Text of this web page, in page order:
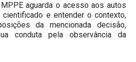
aguarda o acesso aos autos
e entender o contexto,
da mencionada decisão,
conduta pela observância da